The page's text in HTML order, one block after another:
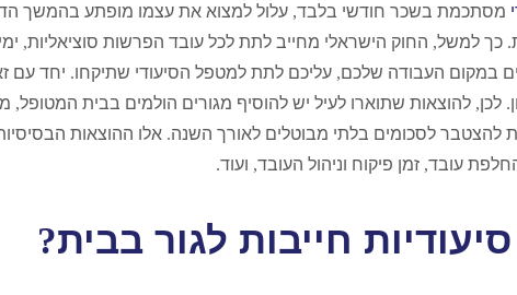
מסתכמת בשכר חודשי בלבד, עלול למצוא את עצמו מופתע בהמשך
. כך למשל, החוק הישראלי מחייב לתת לכל עובד הפרשות סוציאליות,
במקום העבודה שלכם, עליכם לתת למטפל הסיעודי שתיקחו. יחד עם
. לכן, להוצאות שתוארו לעיל יש להוסיף מגורים הולמים בבית המטופל,
להצטבר לסכומים בלתי מבוטלים לאורך השנה. אלו ההוצאות
עובד, זמן פיקוח וניהול העובד, ועוד.
חייבות לגור בבית?